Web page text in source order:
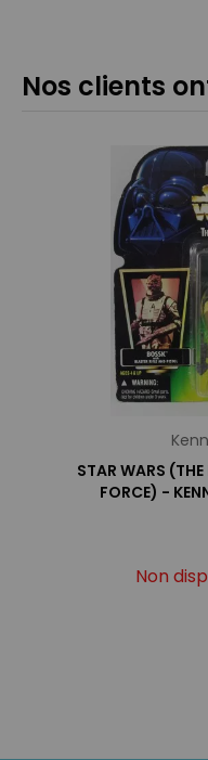
Nos clients
STAR WARS
FORCE) -
Non